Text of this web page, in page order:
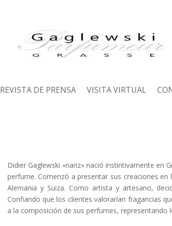
REVISTA DE PRENSA VISITA VIRTUAL
Didier Gaglewski «nariz» nació instintivamente en
perfume. Comenzó a presentar sus creaciones
Alemania y Suiza. Como artista y artesano,
Confiando que los clientes valorarían fragancias
a la composición de sus perfumes,